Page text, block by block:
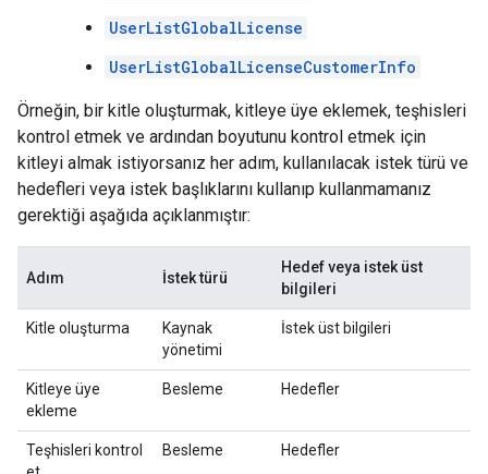
UserListGlobalLicense
UserListGlobalLicenseCustomerInfo
Örneğin, bir kitle oluşturmak, kitleye üye eklemek, teşhisleri
kontrol etmek ve ardından boyutunu kontrol etmek için
kitleyi almak istiyorsanız her adım, kullanılacak istek türü ve
hedefleri veya istek başlıklarını kullanıp kullanmamanız
gerektiği aşağıda açıklanmıştır:
Adım İstek türü
Hedef veya istek üst
bilgileri
Kitle oluşturma
Kaynak
yönetimi
İstek üst bilgileri
Kitleye üye
ekleme
Besleme Hedefler
Teşhisleri kontrol
Besleme Hedefler